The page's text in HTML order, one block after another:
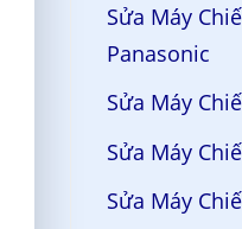
Sửa Máy
Panasonic
Sửa Máy
Sửa Máy
Sửa Máy